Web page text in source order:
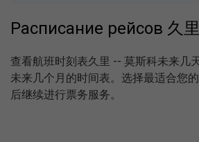
Расписание рейсов 久
查看航班时刻表久里 -- 莫斯科未来几
未来几个月的时间表。选择最适合您
后继续进行票务服务。